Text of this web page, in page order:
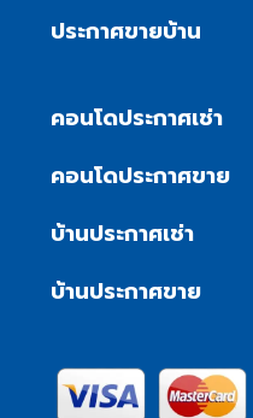
ประกาศขายบ้าน
คอนโดประกาศเช่า
คอนโดประกาศขาย
บ้านประกาศเช่า
บ้านประกาศขาย